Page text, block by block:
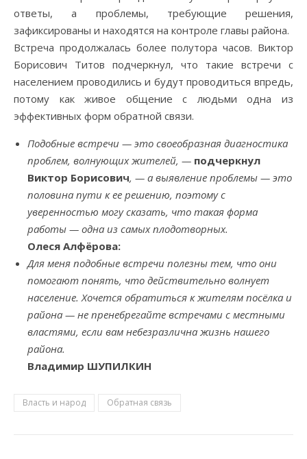
ответы, а проблемы, требующие решения,
зафиксированы и находятся на контроле главы района.
Встреча продолжалась более полутора часов. Виктор
Борисович Титов подчеркнул, что такие встречи с
населением проводились и будут проводиться впредь,
потому как живое общение с людьми одна из
эффективных форм обратной связи.
Подобные встречи — это своеобразная диагностика
проблем, волнующих жителей, — подчеркнул
Виктор Борисович, — а выявление проблемы — это
половина пути к ее решению, поэтому с
уверенностью могу сказать, что такая форма
работы — одна из самых плодотворных.
Олеся Алфёрова:
Для меня подобные встречи полезны тем, что они
помогают понять, что действительно волнует
население. Хочется обратиться к жителям посёлка и
района — не пренебрегайте встречами с местными
властями, если вам небезразлична жизнь нашего
района.
Владимир ШУПИЛКИН
Власть и народ Обратная связь